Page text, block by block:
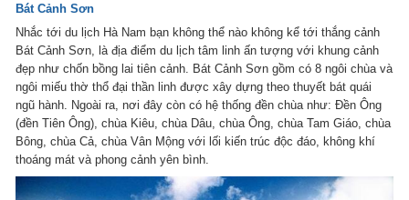
Bát Cảnh Sơn
Nhắc tới du lịch Hà Nam bạn không thể nào không kể tới thắng cảnh
Bát Cảnh Sơn, là địa điểm du lịch tâm linh ấn tượng với khung cảnh
đẹp như chốn bồng lai tiên cảnh. Bát Cảnh Sơn gồm có 8 ngôi chùa và
ngôi miếu thờ thổ đại thần linh được xây dựng theo thuyết bát quái
ngũ hành. Ngoài ra, nơi đây còn có hệ thống đền chùa như: Đền Ông
(đền Tiên Ông), chùa Kiêu, chùa Dâu, chùa Ông, chùa Tam Giáo, chùa
Bông, chùa Cả, chùa Vân Mộng với lối kiến trúc độc đáo, không khí
thoáng mát và phong cảnh yên bình.